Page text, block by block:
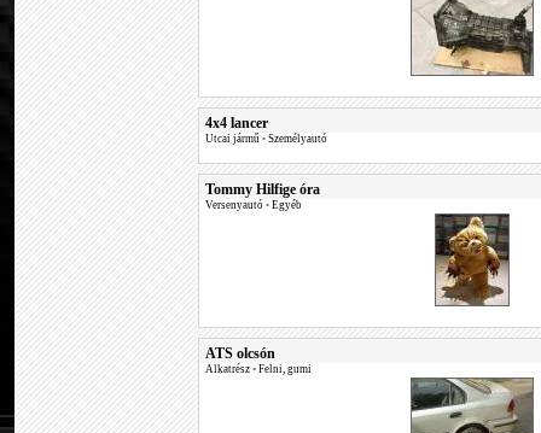
4x4 lancer
Utcai jármű • Személyautó
Tommy Hilfige óra
Versenyautó • Egyéb
ATS olcsón
Alkatrész • Felni, gumi